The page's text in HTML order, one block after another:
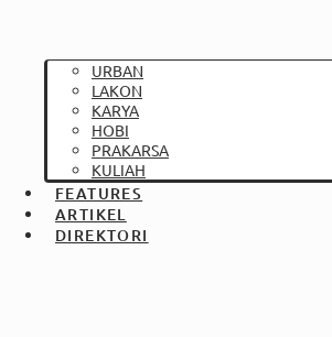
URBAN
LAKON
KARYA
HOBI
PRAKARSA
KULIAH
FEATURES
ARTIKEL
DIREKTORI